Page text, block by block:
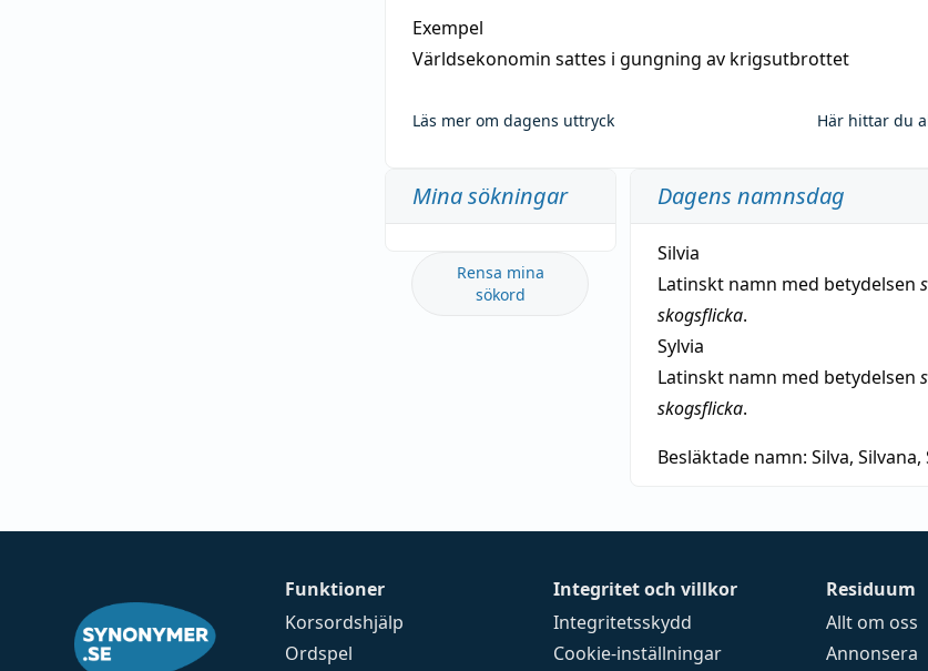
Exempel
Världsekonomin sattes i gungning av krigsutbrottet
Läs mer om dagens uttryck Här hittar du
Mina sökningar
Rensa mina
sökord
Dagens namnsdag
Silvia
Latinskt namn med betydelsen
skogsflicka.
Sylvia
Latinskt namn med betydelsen
skogsflicka.
Besläktade namn: Silva, Silvana,
Funktioner
Korsordshjälp
Ordspel
Integritet och villkor
Integritetsskydd
Cookie-inställningar
Residuum
Allt om oss
Annonsera